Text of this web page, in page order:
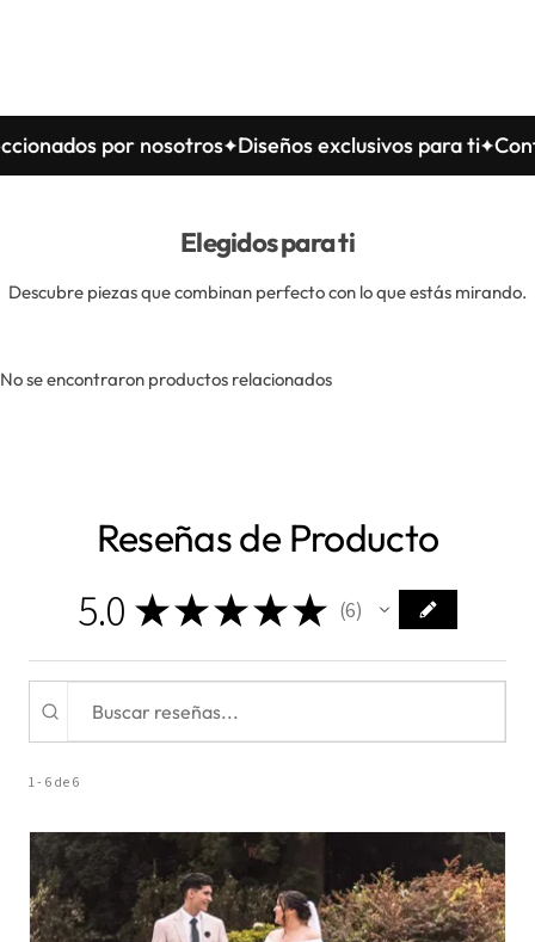
por nosotros Diseños exclusivos para ti
Elegidos para ti
Descubre piezas que combinan perfecto con lo que estás mirando.
No se encontraron productos relacionados
Reseñas de Producto
5.0 ★★★★★ 6
6
1 - 6 de 6